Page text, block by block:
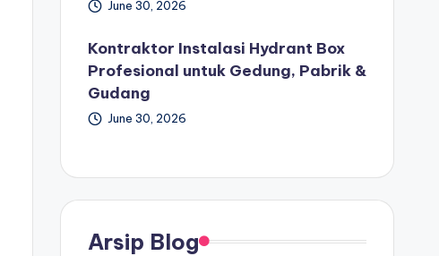
June 30, 2026
Kontraktor Instalasi Hydrant Box
Profesional untuk Gedung, Pabrik &
Gudang
June 30, 2026
Arsip Blog